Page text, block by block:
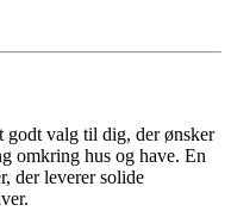
godt valg til dig, der ønsker
omkring hus og have. En
der leverer solide